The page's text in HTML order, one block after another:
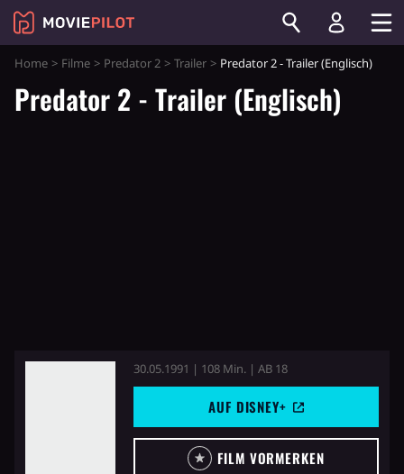
Home Filme Predator 2 Trailer Predator 2 - Trailer (Englisch)
Predator 2 - Trailer (Englisch)
30.05.1991 | 108 Min. | AB 18
AUF DISNEY+
FILM VORMERKEN